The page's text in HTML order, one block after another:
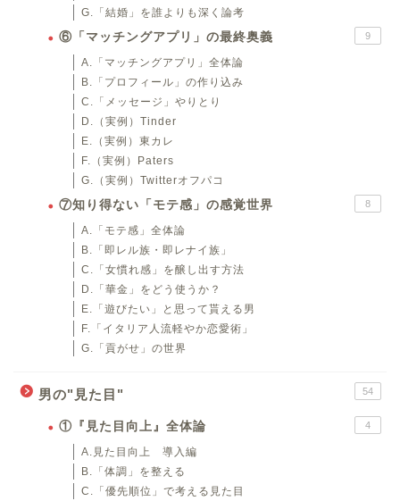
G.「結婚」を誰よりも深く論考
⑥「マッチングアプリ」の最終奥義 9
A.「マッチングアプリ」全体論
B.「プロフィール」の作り込み
C.「メッセージ」やりとり
D.（実例）Tinder
E.（実例）東カレ
F.（実例）Paters
G.（実例）Twitterオフパコ
⑦知り得ない「モテ感」の感覚世界 8
A.「モテ感」全体論
B.「即レル族・即レナイ族」
C.「女慣れ感」を醸し出す方法
D.「華金」をどう使うか？
E.「遊びたい」と思って貰える男
F.「イタリア人流軽やか恋愛術」
G.「貢がせ」の世界
男の"見た目" 54
①『見た目向上』全体論 4
A.見た目向上 導入編
B.「体調」を整える
C.「優先順位」で考える見た目